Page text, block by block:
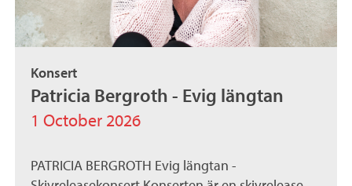
Konsert
Patricia Bergroth - Evig längtan
1 October 2026
PATRICIA BERGROTH Evig längtan -